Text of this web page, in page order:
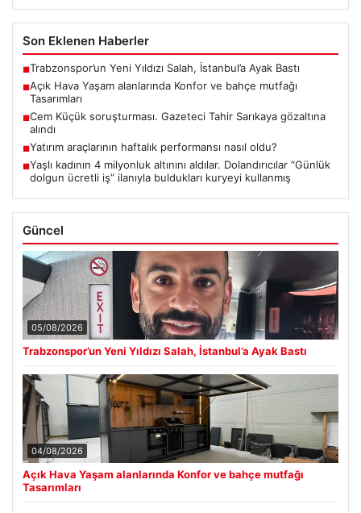
Son Eklenen Haberler
■Trabzonspor’un Yeni Yıldızı Salah, İstanbul’a Ayak Bastı
■Açık Hava Yaşam alanlarında Konfor ve bahçe mutfağı
Tasarımları
■Cem Küçük soruşturması. Gazeteci Tahir Sarıkaya gözaltına
alındı
■Yatırım araçlarının haftalık performansı nasıl oldu?
■Yaşlı kadının 4 milyonluk altınını aldılar. Dolandırıcılar “Günlük
dolgun ücretli iş” ilanıyla buldukları kuryeyi kullanmış
Güncel
05/08/2026
Trabzonspor’un Yeni Yıldızı Salah, İstanbul’a Ayak Bastı
04/08/2026
Açık Hava Yaşam alanlarında Konfor ve bahçe mutfağı
Tasarımları